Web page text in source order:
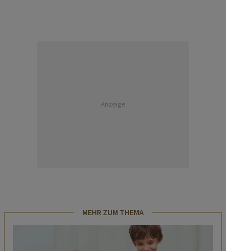
Anzeige
MEHR ZUM THEMA